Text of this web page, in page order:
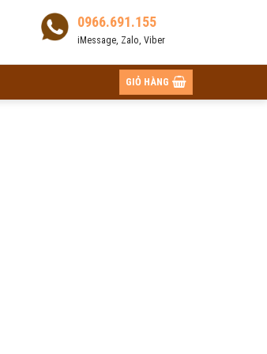
0966.691.155
iMessage, Zalo, Viber
GIỎ HÀNG